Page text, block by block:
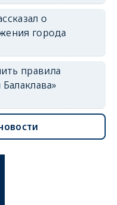
о
города
правила